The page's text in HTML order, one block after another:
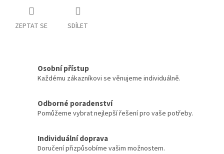
ZEPTAT SE SDÍLET
Osobní přístup
Každému zákazníkovi se věnujeme individuálně.
Odborné poradenství
Pomůžeme vybrat nejlepší řešení pro vaše potřeby.
Individuální doprava
Doručení přizpůsobíme vašim možnostem.